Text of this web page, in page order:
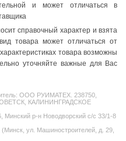
и может отличаться в
справочный характер и взята
товара может отличаться от
товара возможны
уточняйте важные для Вас
ООО РУИМАТЕХ. 238750,
КАЛИНИНГРАДСКОЕ
р-н Новодворский с/с 33/1-8
ул. Машиностроителей, д. 29,